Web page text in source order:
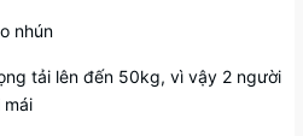
nhún
tải lên đến 50kg, vì vậy 2 người
mái